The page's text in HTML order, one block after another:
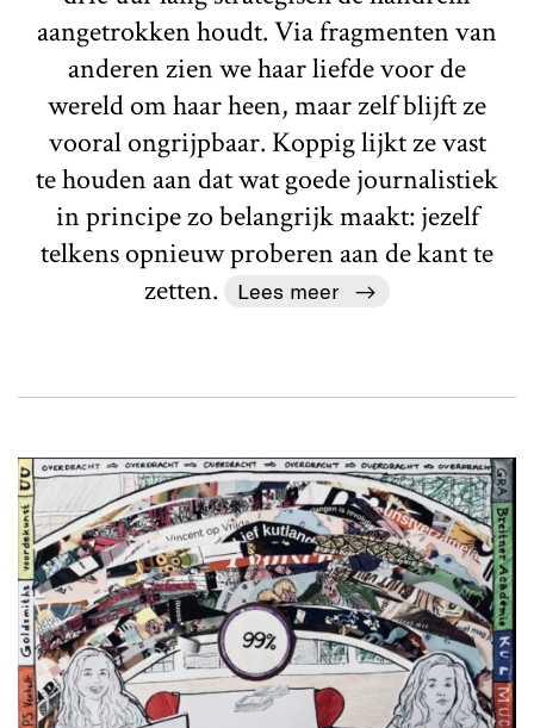
aangetrokken houdt. Via fragmenten van
anderen zien we haar liefde voor de
wereld om haar heen, maar zelf blijft ze
vooral ongrijpbaar. Koppig lijkt ze vast
te houden aan dat wat goede journalistiek
in principe zo belangrijk maakt: jezelf
telkens opnieuw proberen aan de kant te
zetten.
Lees meer